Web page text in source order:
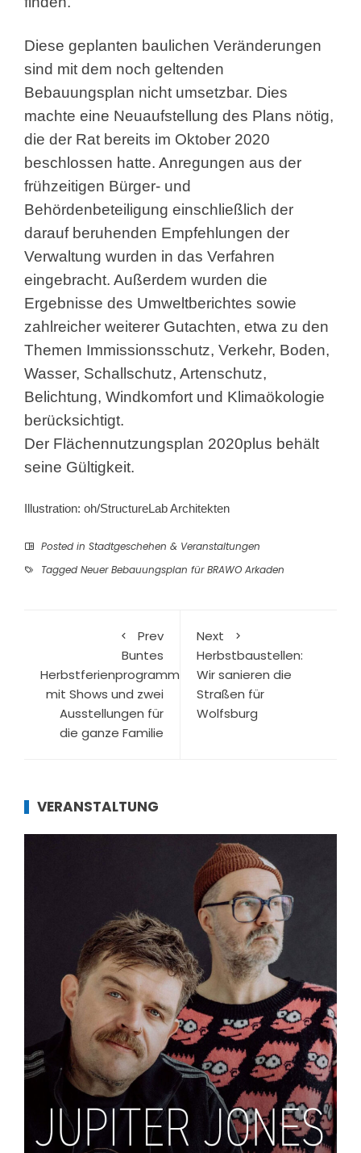
Diese geplanten baulichen Veränderungen
sind mit dem noch geltenden
Bebauungsplan nicht umsetzbar. Dies
machte eine Neuaufstellung des Plans nötig,
die der Rat bereits im Oktober 2020
beschlossen hatte. Anregungen aus der
frühzeitigen Bürger- und
Behördenbeteiligung einschließlich der
darauf beruhenden Empfehlungen der
Verwaltung wurden in das Verfahren
eingebracht. Außerdem wurden die
Ergebnisse des Umweltberichtes sowie
zahlreicher weiterer Gutachten, etwa zu den
Themen Immissionsschutz, Verkehr, Boden,
Wasser, Schallschutz, Artenschutz,
Belichtung, Windkomfort und Klimaökologie
berücksichtigt.
Der Flächennutzungsplan 2020plus behält
seine Gültigkeit.
Illustration: oh/StructureLab Architekten
Posted in Stadtgeschehen & Veranstaltungen
Tagged Neuer Bebauungsplan für BRAWO Arkaden
Prev
Buntes
Herbstferienprogramm
mit Shows und zwei
Ausstellungen für
die ganze Familie
Next
Herbstbaustellen:
Wir sanieren die
Straßen für
Wolfsburg
VERANSTALTUNG